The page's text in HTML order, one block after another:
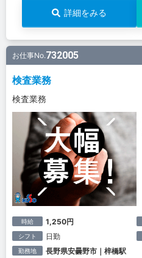
詳細をみる
お仕事No.732005
検査業務
検査業務
時給 1,250円
シフト 日勤
勤務地 長野県安曇野市｜梓橋駅